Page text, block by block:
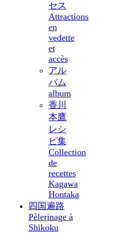
セス
Attractions
en
vedette
et
accès
アル
バム
album
香川
本鷹
レシ
ピ集
Collection
de
recettes
Kagawa
Hontaka
四国遍路
Pèlerinage à
Shikoku